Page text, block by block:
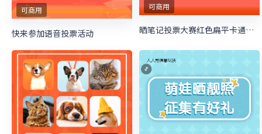
可商用
快来参加语音投票活动
可商用
晒笔记投票大赛红色扁平卡通风格微信投票活动